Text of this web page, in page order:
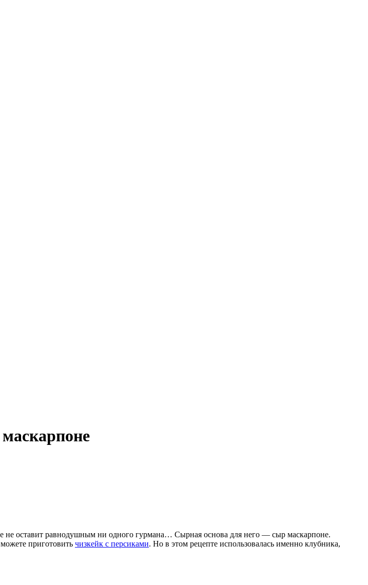
оставит равнодушным ни одного гурмана… Сырная основа для него — сыр маскарпоне.
приготовить чизкейк с персиками. Но в этом рецепте использовалась именно клубника,